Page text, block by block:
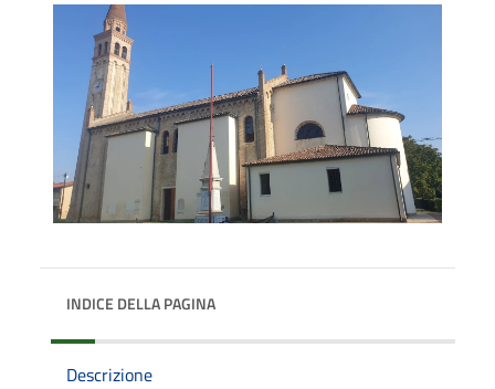
INDICE DELLA PAGINA
Descrizione